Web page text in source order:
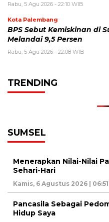
Rabu, 5 Agu 2026 - 22:10 WIB
Kota Palembang
BPS Sebut Kemiskinan di
Melandai 9,5 Persen
Rabu, 5 Agu 2026 - 22:08 WIB
TRENDING
SUMSEL
Menerapkan Nilai-Nilai
Sehari-Hari
Kamis, 6 Agustus 2026 |
Pancasila Sebagai
Hidup Saya